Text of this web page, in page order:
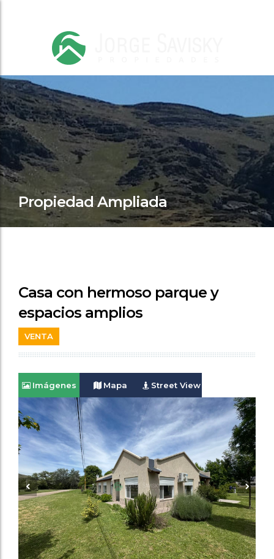
Propiedad Ampliada
Casa con hermoso parque y
espacios amplios
VENTA
Imágenes Mapa Street View